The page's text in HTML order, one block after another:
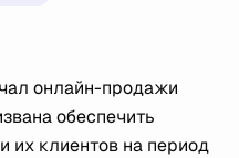
онлайн-продажи
обеспечить
их клиентов на период